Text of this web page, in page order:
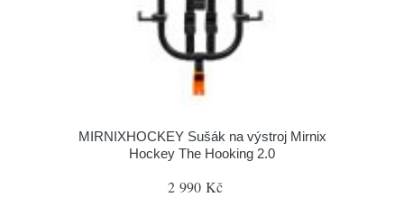
MIRNIXHOCKEY Sušák na výstroj Mirnix
Hockey The Hooking 2.0
2 990 Kč